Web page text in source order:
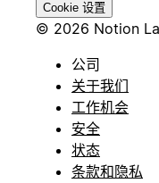
Cookie 设置
© 2026 Notion
公司
关于我们
工作机会
安全
状态
条款和隐私